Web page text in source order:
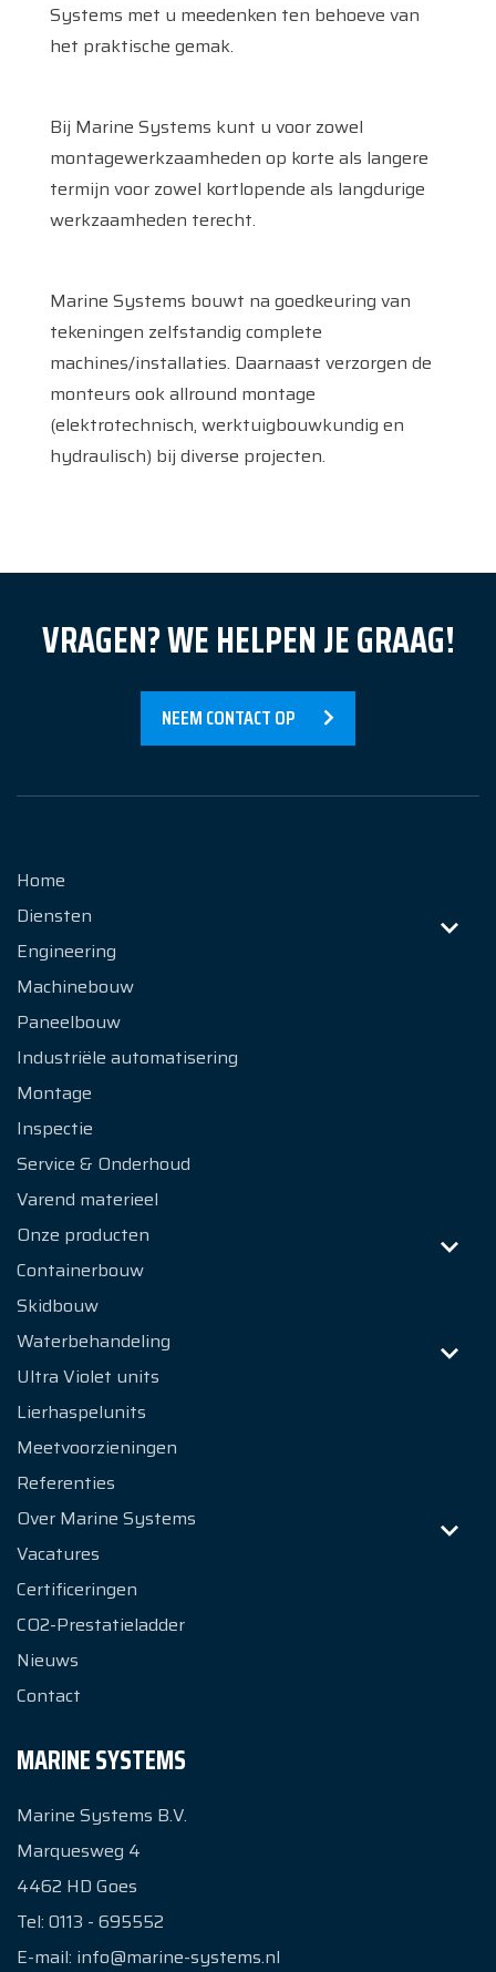
Home
Diensten
Producten
Contact
Systems met u meedenken ten behoeve van
het praktische gemak.
Bij Marine Systems kunt u voor zowel
montagewerkzaamheden op korte als langere
termijn voor zowel kortlopende als langdurige
werkzaamheden terecht.
Marine Systems bouwt na goedkeuring van
tekeningen zelfstandig complete
machines/installaties. Daarnaast verzorgen de
monteurs ook allround montage
(elektrotechnisch, werktuigbouwkundig en
hydraulisch) bij diverse projecten.
VRAGEN? WE HELPEN JE GRAAG!
NEEM CONTACT OP
Home
Diensten
Engineering
Machinebouw
Paneelbouw
Industriële automatisering
Montage
Inspectie
Service & Onderhoud
Varend materieel
Onze producten
Containerbouw
Skidbouw
Waterbehandeling
Ultra Violet units
Lierhaspelunits
Meetvoorzieningen
Referenties
Over Marine Systems
Vacatures
Certificeringen
CO2-Prestatieladder
Nieuws
Contact
MARINE SYSTEMS
Marine Systems B.V.
Marquesweg 4
4462 HD Goes
Tel: 0113 - 695552
E-mail: info@marine-systems.nl